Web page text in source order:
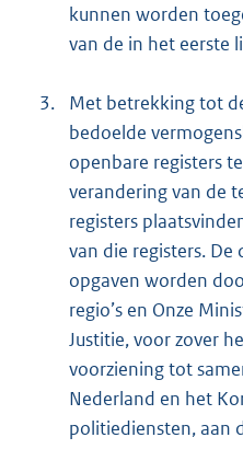
kunnen worden
van de in het eerste
3.
Met betrekking tot
bedoelde
openbare registers
verandering van de
registers
van die registers. De
opgaven worden
regio’s en Onze
Justitie, voor zover
voorziening tot
Nederland en het
politiediensten, aan